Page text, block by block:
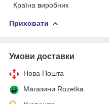
Країна виробник
Приховати
Умови доставки
Нова Пошта
Магазини Rozetka